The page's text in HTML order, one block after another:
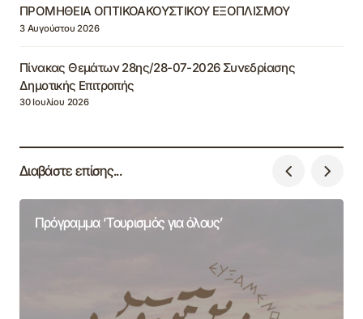
ΠΡΟΜΗΘΕΙΑ ΟΠΤΙΚΟΑΚΟΥΣΤΙΚΟΥ ΕΞΟΠΛΙΣΜΟΥ
3 Αυγούστου 2026
Πίνακας Θεμάτων 28ης/28-07-2026 Συνεδρίασης
Δημοτικής Επιτροπής
30 Ιουλίου 2026
Διαβάστε επίσης...
Πρόγραμμα ‘Τουρισμός για όλους’